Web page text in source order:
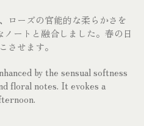
ローズの官能的な柔らかさを
ートと融合しました。春の日
させます。
by the sensual softness
floral notes. It evokes a